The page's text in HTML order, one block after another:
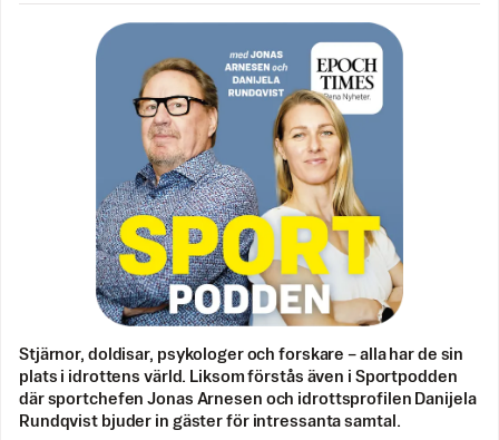
Stjärnor, doldisar, psykologer och forskare – alla har de sin
plats i idrottens värld. Liksom förstås även i Sportpodden
där sportchefen Jonas Arnesen och idrottsprofilen Danijela
Rundqvist bjuder in gäster för intressanta samtal.